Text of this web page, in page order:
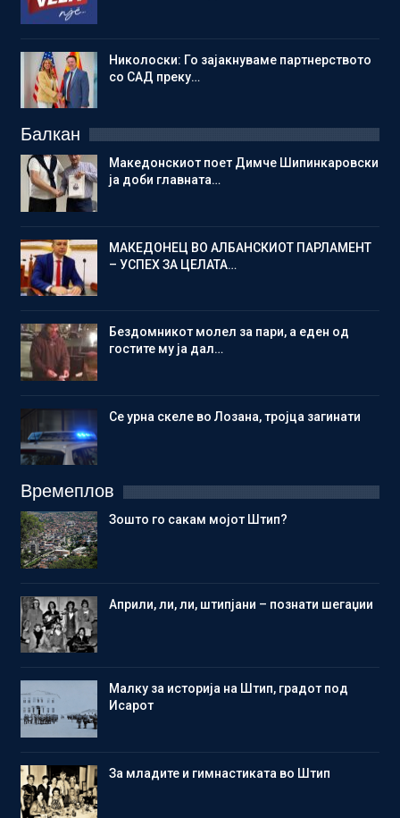
Николоски: Го зајакнуваме партнерството
со САД преку…
Балкан
Македонскиот поет Димче Шипинкаровски
ја доби главната…
МАКЕДОНЕЦ ВО АЛБАНСКИОТ ПАРЛАМЕНТ
– УСПЕХ ЗА ЦЕЛАТА…
Бездомникот молел за пари, а еден од
гостите му ја дал…
Се урна скеле во Лозана, тројца загинати
Времеплов
Зошто го сакам мојот Штип?
Aприли, ли, ли, штипјани – познати шегаџии
Малку за историја на Штип, градот под
Исарот
Зa младите и гимнастиката во Штип